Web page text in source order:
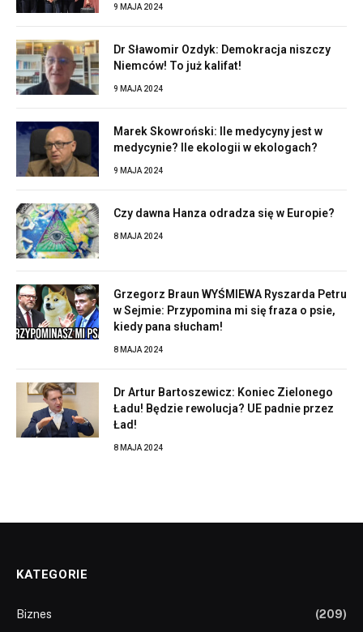
9 MAJA 2024
Dr Sławomir Ozdyk: Demokracja niszczy
Niemców! To już kalifat!
9 MAJA 2024
Marek Skowroński: Ile medycyny jest w
medycynie? Ile ekologii w ekologach?
9 MAJA 2024
Czy dawna Hanza odradza się w Europie?
8 MAJA 2024
Grzegorz Braun WYŚMIEWA Ryszarda Petru
w Sejmie: Przypomina mi się fraza o psie,
kiedy pana słucham!
8 MAJA 2024
Dr Artur Bartoszewicz: Koniec Zielonego
Ładu! Będzie rewolucja? UE padnie przez
Ład!
8 MAJA 2024
KATEGORIE
Biznes
(209)